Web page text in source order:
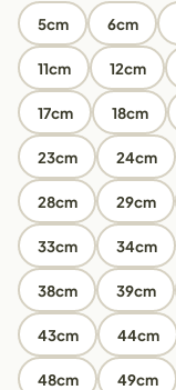
5cm 6cm
11cm 12cm
17cm 18cm
23cm 24cm
28cm 29cm
33cm 34cm
38cm 39cm
43cm 44cm
48cm 49cm